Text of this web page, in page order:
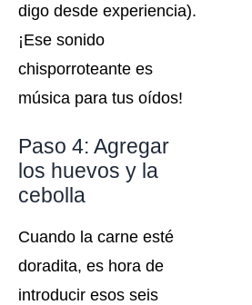
digo desde experiencia).
¡Ese sonido
chisporroteante es
música para tus oídos!
Paso 4: Agregar
los huevos y la
cebolla
Cuando la carne esté
doradita, es hora de
introducir esos seis